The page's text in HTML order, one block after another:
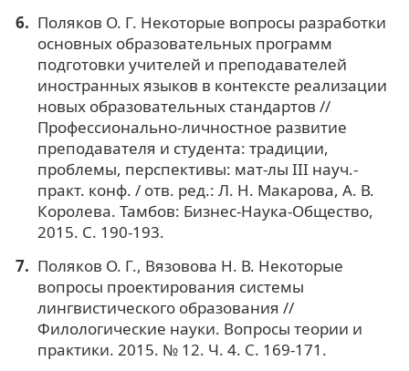
Поляков О. Г. Некоторые вопросы разработки
основных образовательных программ
подготовки учителей и преподавателей
иностранных языков в контексте реализации
новых образовательных стандартов //
Профессионально-личностное развитие
преподавателя и студента: традиции,
проблемы, перспективы: мат-лы III науч.-
практ. конф. / отв. ред.: Л. Н. Макарова, А. В.
Королева. Тамбов: Бизнес-Наука-Общество,
2015. С. 190-193.
Поляков О. Г., Вязовова Н. В. Некоторые
вопросы проектирования системы
лингвистического образования //
Филологические науки. Вопросы теории и
практики. 2015. № 12. Ч. 4. С. 169-171.